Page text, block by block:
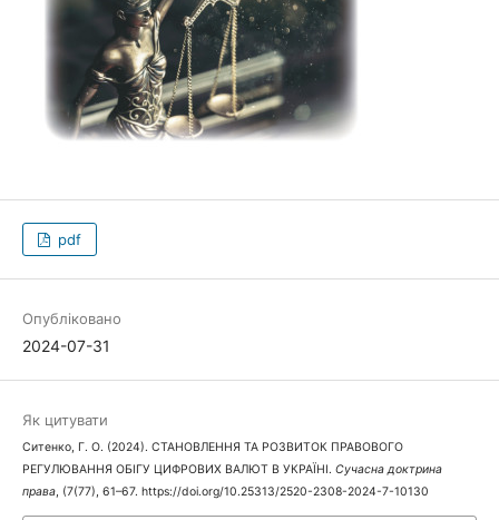
pdf
Опубліковано
2024-07-31
Як цитувати
Ситенко, Г. О. (2024). СТАНОВЛЕННЯ ТА РОЗВИТОК ПРАВОВОГО
РЕГУЛЮВАННЯ ОБІГУ ЦИФРОВИХ ВАЛЮТ В УКРАЇНІ. Сучасна доктрина
права, (7(77), 61–67. https://doi.org/10.25313/2520-2308-2024-7-10130